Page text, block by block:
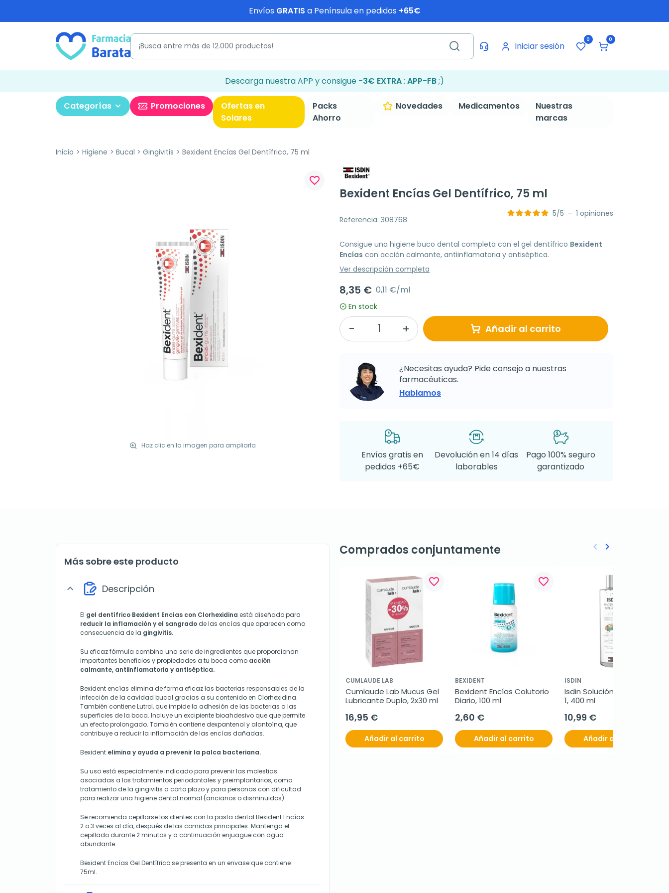
Envíos GRATIS a Península en pedidos +65€
Iniciar sesión
0 0
Descarga nuestra APP y consigue -3€ EXTRA: APP-FB;)
Categorías Promociones
Ofertas en
Solares
Packs
Ahorro
Novedades Medicamentos
Nuestras
marcas
Inicio Higiene Bucal Gingivitis Bexident Encías Gel Dentífrico, 75 ml
Haz clic en la imagen para ampliarla
favorite_border
Bexident Encías Gel Dentífrico, 75 ml
Referencia: 308768
5/5 - 1 opiniones
Consigue una higiene buco dental completa con el gel dentífrico Bexident
Encías con acción calmante, antiinflamatoria y antiséptica.
Ver descripción completa
8,35 € 0,11 €/ml
En stock
Añadir al carrito
¿Necesitas ayuda? Pide consejo a nuestras
farmacéuticas.
Hablamos
Envíos gratis en
pedidos +65€
Devolución en 14 días
laborables
Pago 100% seguro
garantizado
Más sobre este producto
expand_more Descripción
El gel dentífrico Bexident Encías con Clorhexidina está diseñado para
reducir la inflamación y el sangrado de las encías que aparecen como
consecuencia de la gingivitis.
Su eficaz fórmula combina una serie de ingredientes que proporcionan
importantes beneficios y propiedades a tu boca como acción
calmante, antiinflamatoria y antiséptica.
Bexident encías elimina de forma eficaz las bacterias responsables de la
infección de la cavidad bucal gracias a su contenido en Clorhexidina.
También contiene Lutrol, que impide la adhesión de las bacterias a las
superficies de la boca. Incluye un excipiente bioahdesivo que que permite
un efecto prolongado. También contiene dexpantenol y alantoína, que
contribuye a reducir la inflamación de las encías dañadas.
Bexident elimina y ayuda a prevenir la palca bacteriana.
Su uso está especialmente indicado para prevenir las molestias
asociadas a los tratamientos periodontales y preimplantarios, como
tratamiento de la gingivitis a corto plazo y para personas con dificultad
para realizar una higiene dental normal (ancianos o disminuidos).
Se recomienda cepillarse los dientes con la pasta dental Bexident Encías
2 o 3 veces al día, después de las comidas principales. Mantenga el
cepillado durante 2 minutos y a continuación enjuague con agua
abundante.
Bexident Encías Gel Dentífrico se presenta en un envase que contiene
75ml.
Comprados conjuntamente
favorite_border
CUMLAUDE LAB
Cumlaude Lab Mucus Gel
Lubricante Duplo, 2x30 ml
16,95 €
Añadir al carrito
favorite_border
BEXIDENT
Bexident Encías Colutorio
Diario, 100 ml
2,60 €
Añadir al carrito
ISDIN
Isdin Solución Micelar 4 en
1, 400 ml
10,99 €
Añadir al carrito
Anterior
keyboard_arrow_left Siguiente
keyboard_arrow_right